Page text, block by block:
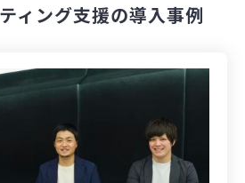
ィング支援の導入事例